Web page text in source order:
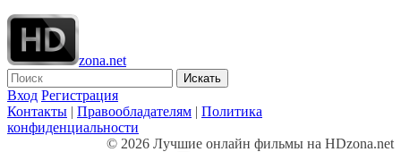
zona.net
Искать
Вход Регистрация
Контакты | Правообладателям | Политика
конфиденциальности
© 2026 Лучшие онлайн фильмы на HDzona.net